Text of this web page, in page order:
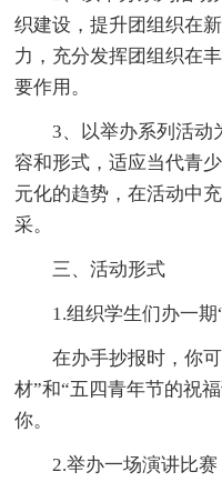
织建设，提升团组织在
力，充分发挥团组织在
要作用。
3、以举办系列活动
容和形式，适应当代青
元化的趋势，在活动中
采。
三、活动形式
1.组织学生们办一
在办手抄报时，你
材”和“五四青年节的祝
你。
2.举办一场演讲比赛